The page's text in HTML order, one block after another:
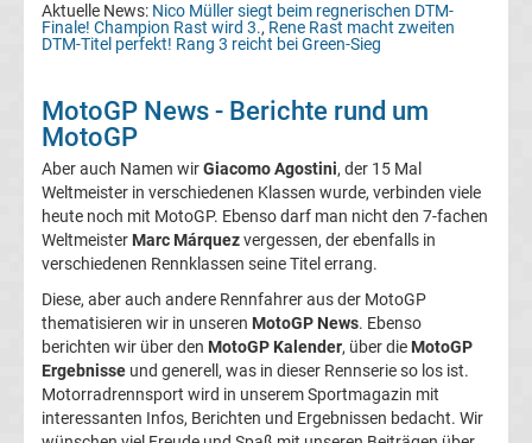
Tabelle
DFB-
Pokal
Ergebnisse
Champions
League
Aktuelle News: Nico Müller siegt beim regnerischen DTM-
Finale! Champion Rast wird 3., Rene Rast macht zweiten
DTM-Titel perfekt! Rang 3 reicht bei Green-Sieg
MotoGP News - Berichte rund um
MotoGP
Aber auch Namen wirGiacomo Agostini, der 15 Mal
Weltmeister in verschiedenen Klassen wurde, verbinden viele
heute noch mit MotoGP. Ebenso darf man nicht den 7-fachen
Weltmeister Marc Márquezvergessen, der ebenfalls in
verschiedenen Rennklassen seine Titel errang.
Diese, aber auch andere Rennfahrer aus der MotoGP
thematisieren wir in unseren MotoGP News. Ebenso
berichten wir über den MotoGP Kalender, über die MotoGP
Ergebnisse und generell, was in dieser Rennserie so los ist.
Motorradrennsport wird in unserem Sportmagazin mit
interessanten Infos, Berichten und Ergebnissen bedacht. Wir